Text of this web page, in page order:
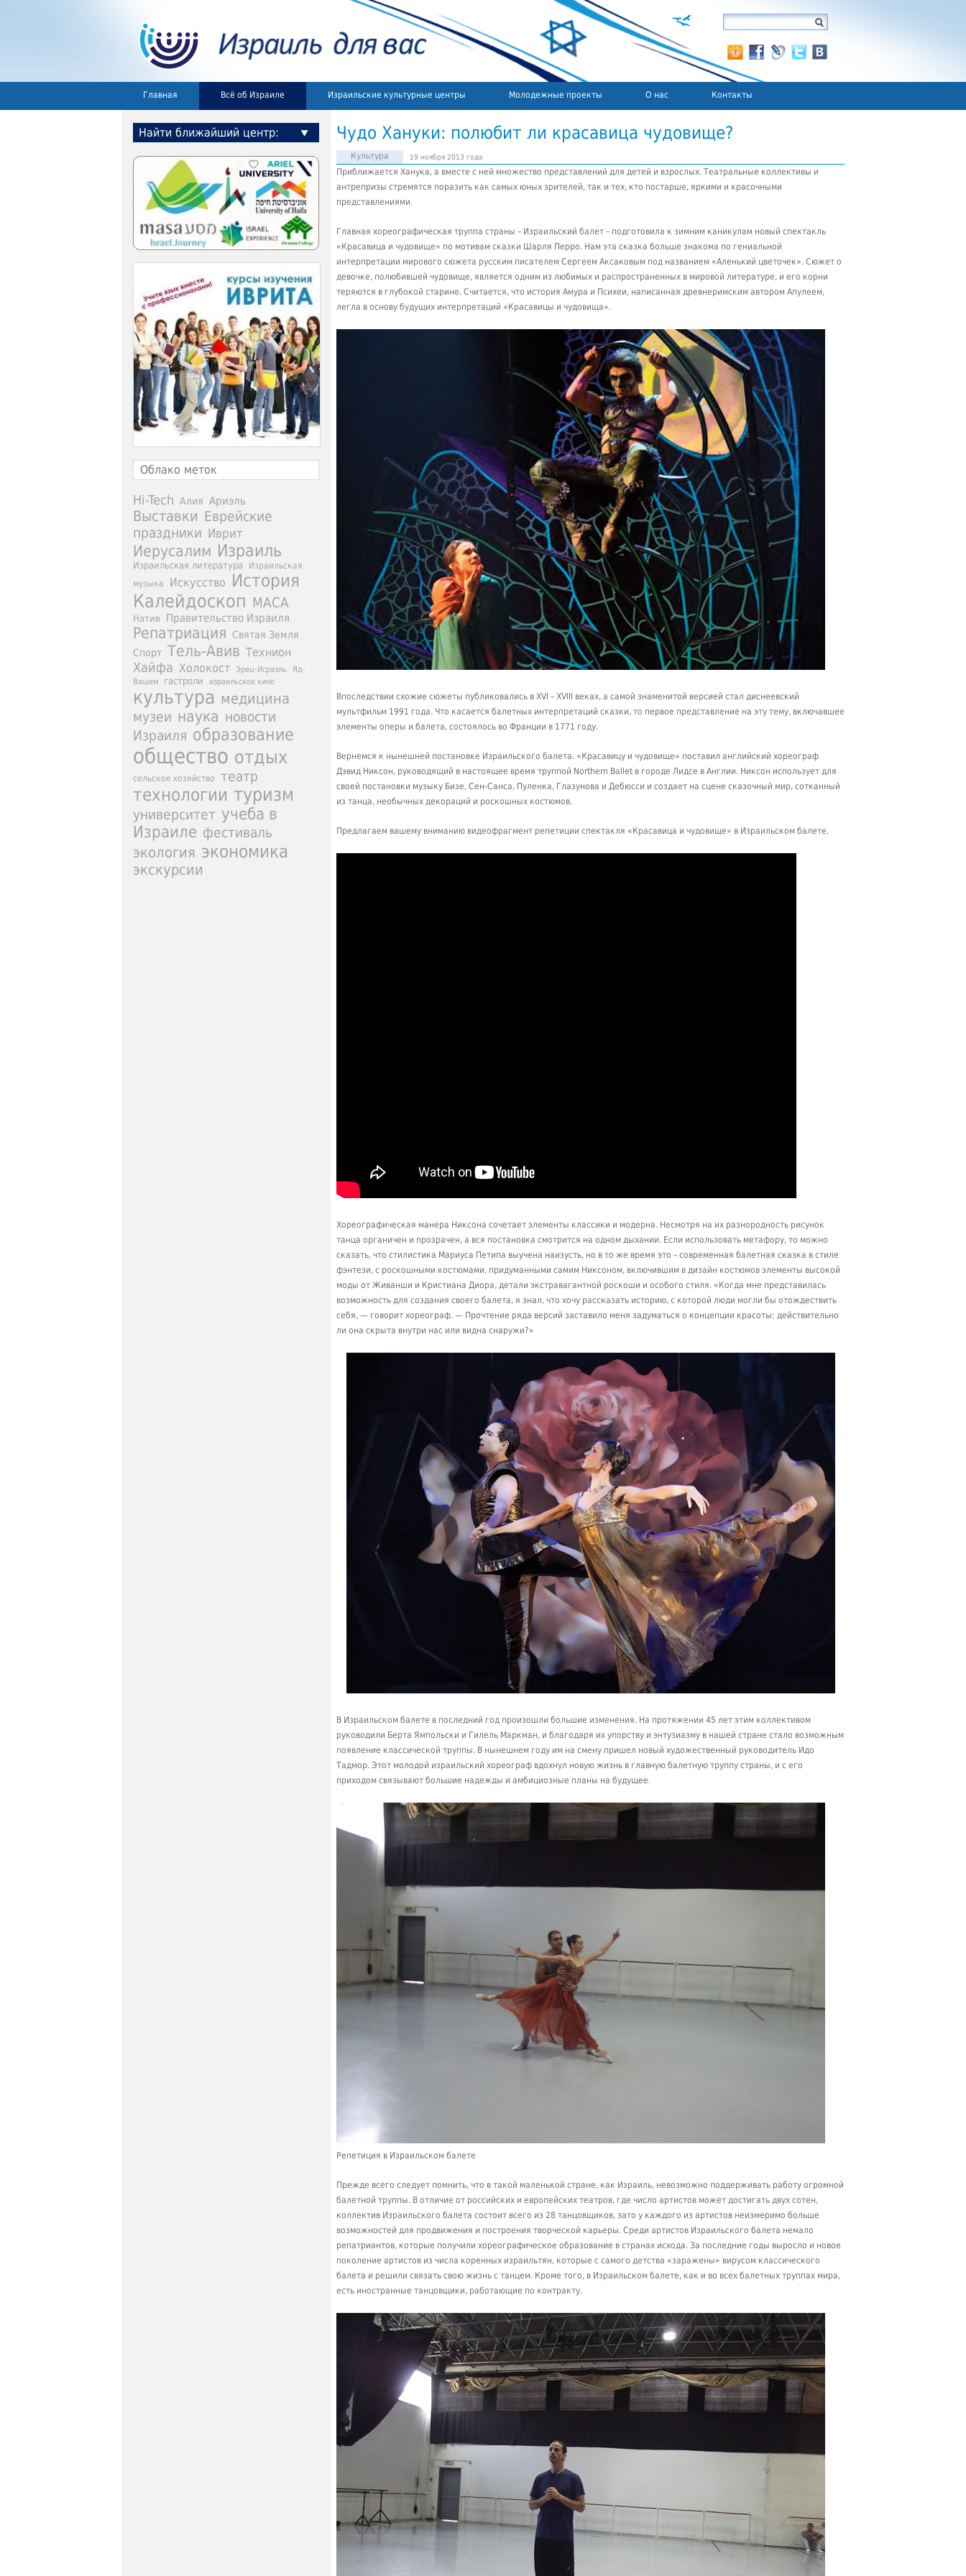
Главная Всё об Израиле Израильские культурные центры Молодежные проекты О нас Контакты
Чудо Хануки: полюбит ли красавица чудовище?
Культура 19 ноября 2013 года
Приближается Ханука, а вместе с ней множество представлений для детей и взрослых. Театральные коллективы и
антрепризы стремятся поразить как самых юных зрителей, так и тех, кто постарше, яркими и красочными
представлениями.
Главная хореографическая труппа страны – Израильский балет – подготовила к зимним каникулам новый спектакль
«Красавица и чудовище» по мотивам сказки Шарля Перро. Нам эта сказка больше знакома по гениальной
интерпретации мирового сюжета русским писателем Сергеем Аксаковым под названием «Аленький цветочек». Сюжет о
девочке, полюбившей чудовище, является одним из любимых и распространенных в мировой литературе, и его корни
теряются в глубокой старине. Считается, что история Амура и Психеи, написанная древнеримским автором Апулеем,
легла в основу будущих интерпретаций «Красавицы и чудовища».
Впоследствии схожие сюжеты публиковались в XVI – XVIII веках, а самой знаменитой версией стал диснеевский
мультфильм 1991 года. Что касается балетных интерпретаций сказки, то первое представление на эту тему, включавшее
элементы оперы и балета, состоялось во Франции в 1771 году.
Вернемся к нынешней постановке Израильского балета. «Красавицу и чудовище» поставил английский хореограф
Дэвид Никсон, руководящий в настоящее время труппой Northern Ballet в городе Лидсе в Англии. Никсон использует для
своей постановки музыку Бизе, Сен-Санса, Пуленка, Глазунова и Дебюсси и создает на сцене сказочный мир, сотканный
из танца, необычных декораций и роскошных костюмов.
Предлагаем вашему вниманию видеофрагмент репетиции спектакля «Красавица и чудовище» в Израильском балете.
Хореографическая манера Никсона сочетает элементы классики и модерна. Несмотря на их разнородность рисунок
танца органичен и прозрачен, а вся постановка смотрится на одном дыхании. Если использовать метафору, то можно
сказать, что стилистика Мариуса Петипа выучена наизусть, но в то же время это – современная балетная сказка в стиле
фэнтези, с роскошными костюмами, придуманными самим Никсоном, включившим в дизайн костюмов элементы высокой
моды от Живанши и Кристиана Диора, детали экстравагантной роскоши и особого стиля. «Когда мне представилась
возможность для создания своего балета, я знал, что хочу рассказать историю, с которой люди могли бы отождествить
себя, — говорит хореограф. — Прочтение ряда версий заставило меня задуматься о концепции красоты: действительно
ли она скрыта внутри нас или видна снаружи?»
В Израильском балете в последний год произошли большие изменения. На протяжении 45 лет этим коллективом
руководили Берта Ямпольски и Гилель Маркман, и благодаря их упорству и энтузиазму в нашей стране стало возможным
появление классической труппы. В нынешнем году им на смену пришел новый художественный руководитель Идо
Тадмор. Этот молодой израильский хореограф вдохнул новую жизнь в главную балетную труппу страны, и с его
приходом связывают большие надежды и амбициозные планы на будущее.
Репетиция в Израильском балете
Прежде всего следует помнить, что в такой маленькой стране, как Израиль, невозможно поддерживать работу огромной
балетной труппы. В отличие от российских и европейских театров, где число артистов может достигать двух сотен,
коллектив Израильского балета состоит всего из 28 танцовщиков, зато у каждого из артистов неизмеримо больше
возможностей для продвижения и построения творческой карьеры. Среди артистов Израильского балета немало
репатриантов, которые получили хореографическое образование в странах исхода. За последние годы выросло и новое
поколение артистов из числа коренных израильтян, которые с самого детства «заражены» вирусом классического
балета и решили связать свою жизнь с танцем. Кроме того, в Израильском балете, как и во всех балетных труппах мира,
есть иностранные танцовщики, работающие по контракту.
Найти ближайший центр:
Облако меток
Hi-Tech Алия Ариэль
Выставки Еврейские
праздники Иврит
Иерусалим Израиль
Израильская литература
Израильская
музыка
Искусство История
Калейдоскоп МАСА
Натив Правительство Израиля
Репатриация
Святая Земля
Спорт Тель-Авив Технион
Хайфа Холокост Эрец-Исраэль
Яд-
Вашем
гастроли израильское кино
культура медицина
музеи наука новости
Израиля образование
общество отдых
сельское хозяйство театр
технологии туризм
университет учеба в
Израиле фестиваль
экология экономика
экскурсии